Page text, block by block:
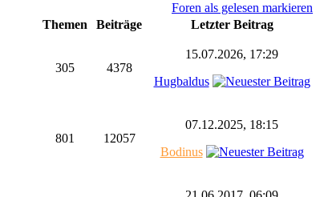
Foren als gelesen markieren
Themen Beiträge Letzter Beitrag
305 4378
15.07.2026, 17:29
Hugbaldus
801 12057
07.12.2025, 18:15
Bodinus